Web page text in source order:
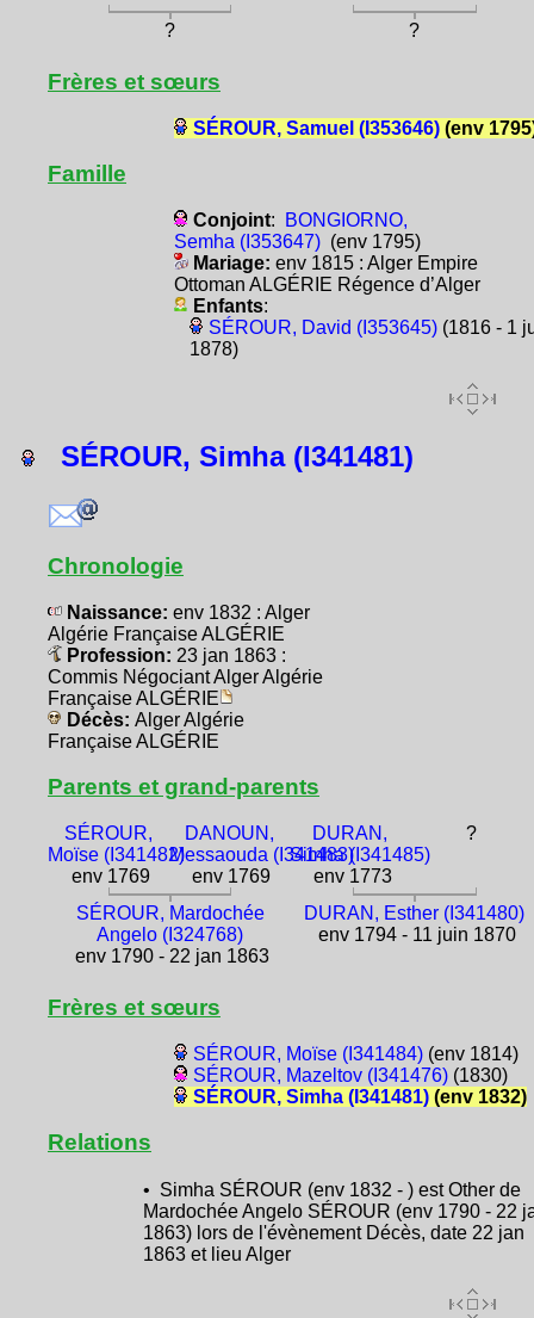
?
?
Frères et sœurs
SÉROUR, Samuel (I353646)(env
Famille
Conjoint:
BONGIORNO,
Semha (I353647)(env 1795)
Mariage: env 1815 : Alger Empire
Ottoman ALGÉRIE Régence d’Alger
Enfants:
SÉROUR, David (I353645)(1816 - 1
1878)
SÉROUR, Simha (I341481)
Chronologie
Naissance: env 1832 : Alger
Algérie Française ALGÉRIE
Profession: 23 jan 1863 :
Commis Négociant Alger Algérie
Française ALGÉRIE
Décès: Alger Algérie
Française ALGÉRIE
Parents et grand-parents
SÉROUR,
Moïse (I341482)
env 1769
DANOUN,
Messaouda (I341483)
env 1769
DURAN,
Simha (I341485)
env 1773
?
SÉROUR, Mardochée
Angelo (I324768)
env 1790 - 22 jan 1863
DURAN, Esther (I341480)
env 1794 - 11 juin 1870
Frères et sœurs
SÉROUR, Moïse (I341484)(env 1814)
SÉROUR, Mazeltov (I341476)(1830)
SÉROUR, Simha (I341481)(env 1832)
Relations
• Simha SÉROUR (env 1832 - ) est Other de
Mardochée Angelo SÉROUR (env 1790 - 22
1863) lors de l'évènement Décès, date 22 jan
1863 et lieu Alger